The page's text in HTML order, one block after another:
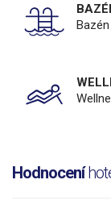
Hodnocení